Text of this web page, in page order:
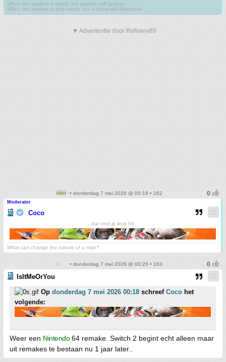
When the student is ready, the teacher will appear.
When the student is truly ready, the teacher will disappear.
▼ Advertentie door Refinery89
• donderdag 7 mei 2026 @ 00:18 • 162
Moderator
Coco
dat vind je leuk hè
What can change the nature of a man?
• donderdag 7 mei 2026 @ 00:26 • 163
IsItMeOrYou
Op donderdag 7 mei 2026 00:18 schreef Coco het
volgende:
Weer een Nintendo64 remake. Switch 2 begint echt alleen maar
uit remakes te bestaan nu 1 jaar later..